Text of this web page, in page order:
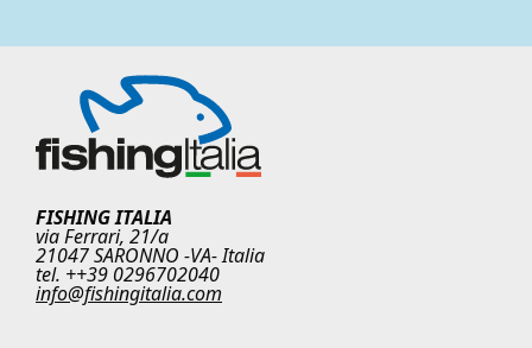
FISHING ITALIA
via Ferrari, 21/a
21047 SARONNO -VA- Italia
tel. ++39 0296702040
info@fishingitalia.com